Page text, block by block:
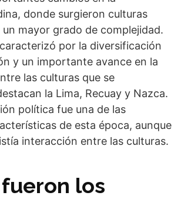
donde surgieron culturas
mayor grado de complejidad.
por la diversificación
y un importante avance en la
las culturas que se
la Lima, Recuay y Nazca.
política fue una de las
de esta época, aunque
interacción entre las culturas.
los